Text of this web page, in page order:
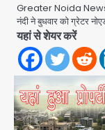
Greater Noida News।
नंदी ने बुधवार को ग्रेटर
यहां से शेयर करें
2